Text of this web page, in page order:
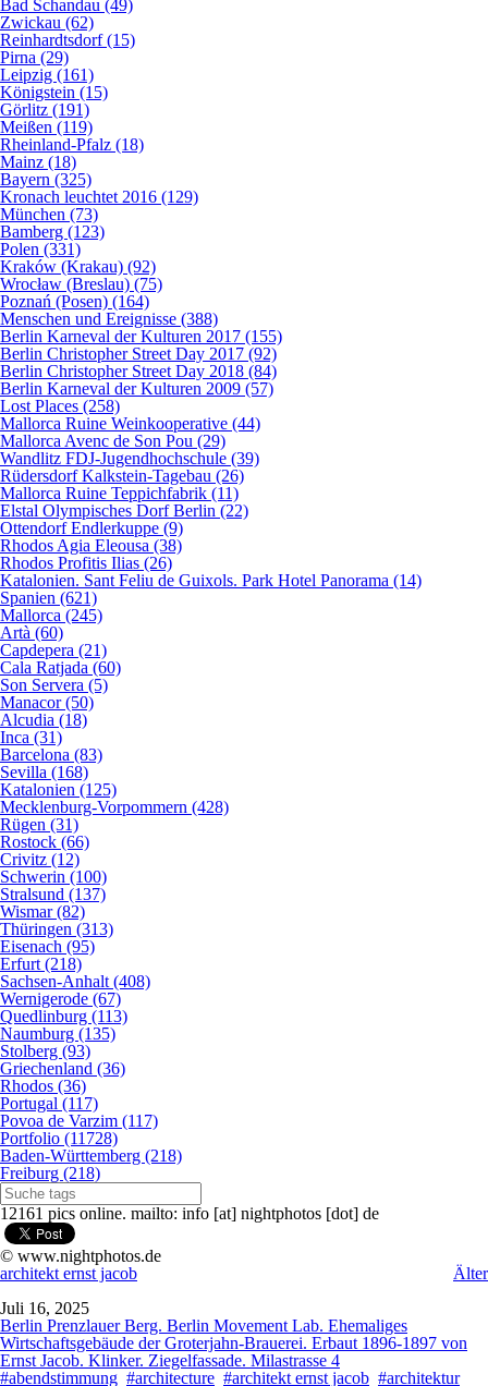
Bad Schandau (49)
Zwickau (62)
Reinhardtsdorf (15)
Pirna (29)
Leipzig (161)
Königstein (15)
Görlitz (191)
Meißen (119)
Rheinland-Pfalz (18)
Mainz (18)
Bayern (325)
Kronach leuchtet 2016 (129)
München (73)
Bamberg (123)
Polen (331)
Kraków (Krakau) (92)
Wrocław (Breslau) (75)
Poznań (Posen) (164)
Menschen und Ereignisse (388)
Berlin Karneval der Kulturen 2017 (155)
Berlin Christopher Street Day 2017 (92)
Berlin Christopher Street Day 2018 (84)
Berlin Karneval der Kulturen 2009 (57)
Lost Places (258)
Mallorca Ruine Weinkooperative (44)
Mallorca Avenc de Son Pou (29)
Wandlitz FDJ-Jugendhochschule (39)
Rüdersdorf Kalkstein-Tagebau (26)
Mallorca Ruine Teppichfabrik (11)
Elstal Olympisches Dorf Berlin (22)
Ottendorf Endlerkuppe (9)
Rhodos Agia Eleousa (38)
Rhodos Profitis Ilias (26)
Katalonien. Sant Feliu de Guixols. Park Hotel Panorama (14)
Spanien (621)
Mallorca (245)
Artà (60)
Capdepera (21)
Cala Ratjada (60)
Son Servera (5)
Manacor (50)
Alcudia (18)
Inca (31)
Barcelona (83)
Sevilla (168)
Katalonien (125)
Mecklenburg-Vorpommern (428)
Rügen (31)
Rostock (66)
Crivitz (12)
Schwerin (100)
Stralsund (137)
Wismar (82)
Thüringen (313)
Eisenach (95)
Erfurt (218)
Sachsen-Anhalt (408)
Wernigerode (67)
Quedlinburg (113)
Naumburg (135)
Stolberg (93)
Griechenland (36)
Rhodos (36)
Portugal (117)
Povoa de Varzim (117)
Portfolio (11728)
Baden-Württemberg (218)
Freiburg (218)
12161 pics online. mailto: info [at] nightphotos [dot] de
© www.nightphotos.de
Älter
architekt ernst jacob
Juli 16, 2025
Berlin Prenzlauer Berg. Berlin Movement Lab. Ehemaliges
Wirtschaftsgebäude der Groterjahn-Brauerei. Erbaut 1896-1897 von
Ernst Jacob. Klinker. Ziegelfassade. Milastrasse 4
#abendstimmung #architecture #architekt ernst jacob #architektur